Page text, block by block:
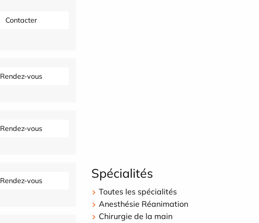
Contacter
Rendez-vous
Rendez-vous
Rendez-vous Spécialités
Toutes les spécialités
Anesthésie Réanimation
Chirurgie de la main